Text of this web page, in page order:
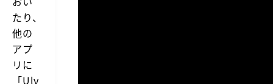
たり、
他の
アプ
リに
「Uly